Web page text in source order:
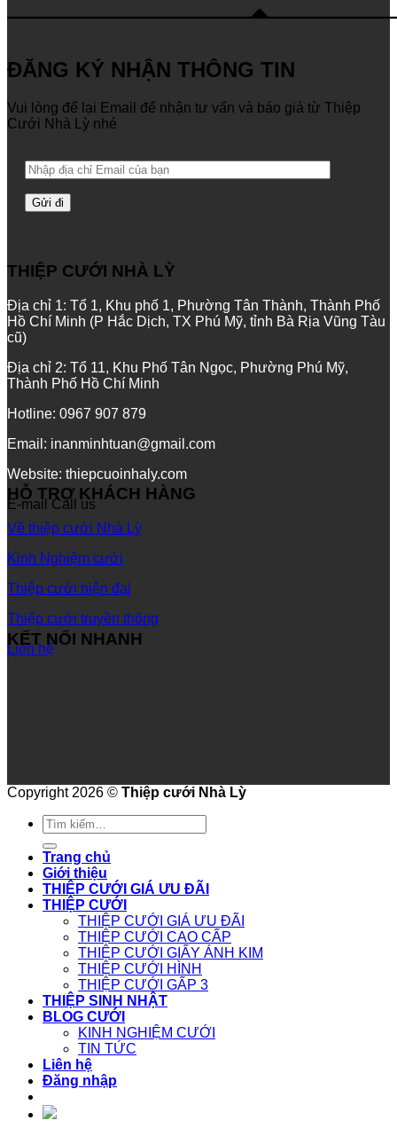
ĐĂNG KÝ NHẬN THÔNG TIN
Vui lòng để lại Email để nhận tư vấn và báo giá từ Thiệp
Cưới Nhà Lỳ nhé
THIỆP CƯỚI NHÀ LỲ
Địa chỉ 1: Tổ 1, Khu phố 1, Phường Tân Thành, Thành Phố
Hồ Chí Minh (P Hắc Dịch, TX Phú Mỹ, tỉnh Bà Rịa Vũng Tàu
cũ)
Địa chỉ 2: Tổ 11, Khu Phố Tân Ngọc, Phường Phú Mỹ,
Thành Phố Hồ Chí Minh
Hotline: 0967 907 879
Email: inanminhtuan@gmail.com
Website: thiepcuoinhaly.com
E-mail Call us
HỖ TRỢ KHÁCH HÀNG
Về thiệp cưới Nhà Lỳ
Kinh Nghiệm cưới
Thiệp cưới hiện đại
Thiệp cưới truyền thống
Liên hệ
KẾT NỐI NHANH
Copyright 2026 © Thiệp cưới Nhà Lỳ
Tìm
kiếm:
Trang chủ
Giới thiệu
THIỆP CƯỚI GIÁ ƯU ĐÃI
THIỆP CƯỚI
THIỆP CƯỚI GIÁ ƯU ĐÃI
THIỆP CƯỚI CAO CẤP
THIỆP CƯỚI GIẤY ÁNH KIM
THIỆP CƯỚI HÌNH
THIỆP CƯỚI GẤP 3
THIỆP SINH NHẬT
BLOG CƯỚI
KINH NGHIỆM CƯỚI
TIN TỨC
Liên hệ
Đăng nhập